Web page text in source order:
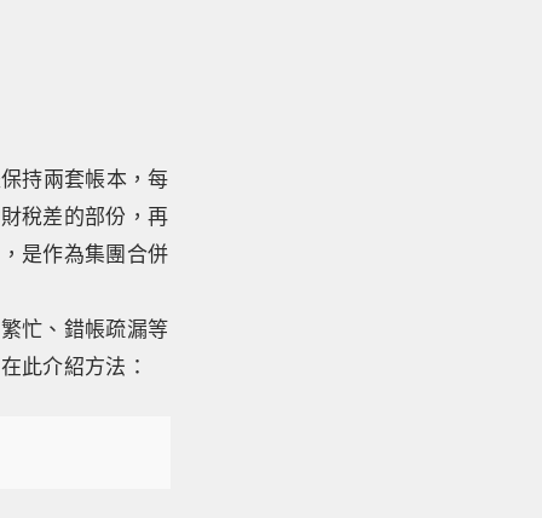
持兩套帳本，每
稅差的部份，再
是作為集團合併
忙、錯帳疏漏等
此介紹方法：